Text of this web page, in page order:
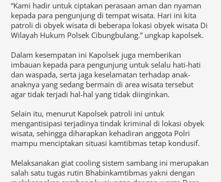
“Kami hadir untuk ciptakan perasaan aman dan nyaman
kepada para pengunjung di tempat wisata. Hari ini kita
patroli di obyek wisata di beberapa lokasi obyek wisata Di
Wilayah Hukum Polsek Cibungbulang.” ungkap kapolsek.
Dalam kesempatan ini Kapolsek juga memberikan
imbauan kepada para pengunjung untuk selalu hati-hati
dan waspada, serta jaga keselamatan terhadap anak-
anaknya yang sedang bermain di area wisata tersebut
agar tidak terjadi hal-hal yang tidak diinginkan.
Selain itu, menurut Kapolsek patroli ini untuk
mengantisipasi terjadinya tindak kriminal di lokasi obyek
wisata, sehingga diharapkan kehadiran anggota Polri
mampu menciptakan situasi kamtibmas tetap kondusif.
Melaksanakan giat cooling sistem sambang ini merupakan
salah satu tugas rutin Bhabinkamtibmas yakni dengan